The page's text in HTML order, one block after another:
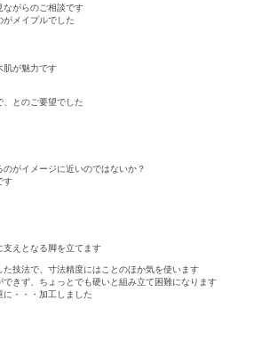
ながらのご相談です
メイプルでした
肌が魅力です
、とのご要望でした
がイメージに近いのではないか？
す
支えとなる脚を立てます
技法で、寸法精度にはことのほか気を使います
きず、ちょっとでも硬いと組み立て困難になります
・・・加工しました